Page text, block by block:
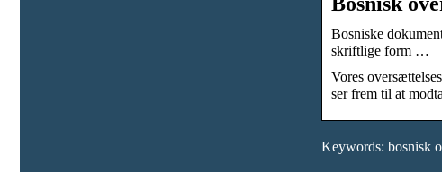
Bosniske
skriftlige form …
Vores
ser frem til at
Keywords: bosnisk